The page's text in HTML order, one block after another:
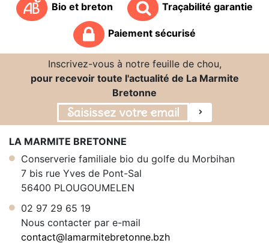
Bio et breton Traçabilité garantie
Paiement sécurisé
Inscrivez-vous à notre feuille de chou,
pour recevoir toute l'actualité de La Marmite
Bretonne
LA MARMITE BRETONNE
Conserverie familiale bio du golfe du Morbihan
7 bis rue Yves de Pont-Sal
56400 PLOUGOUMELEN
02 97 29 65 19
Nous contacter par e-mail
contact@lamarmitebretonne.bzh